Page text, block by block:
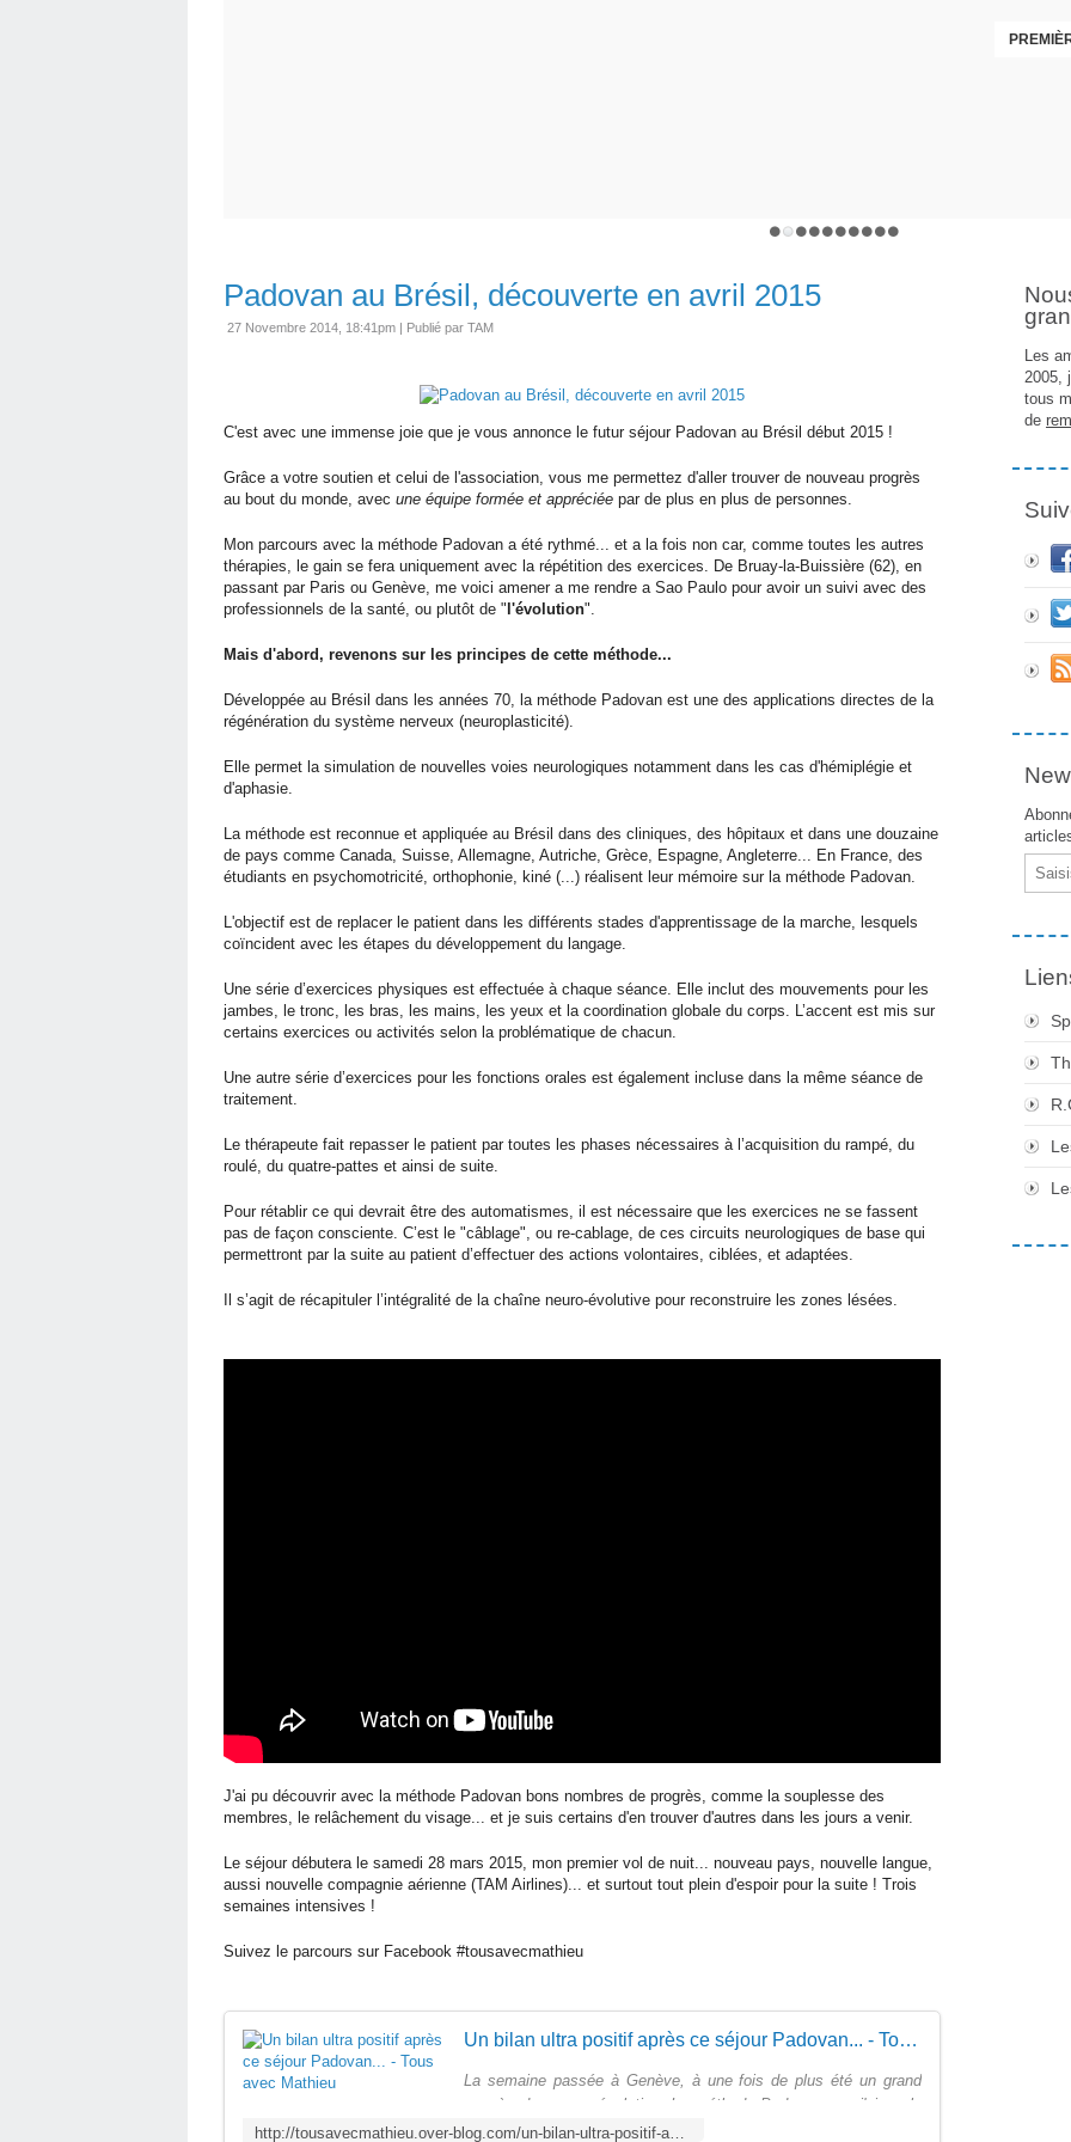
Padovan au Brésil, découverte en avril 2015
27 Novembre 2014, 18:41pm | Publié par TAM
C'est avec une immense joie que je vous annonce le futur séjour Padovan au Brésil début 2015 !
Grâce a votre soutien et celui de l'association, vous me permettez d'aller trouver de nouveau progrès
au bout du monde, avec une équipe formée et appréciée par de plus en plus de personnes.
Mon parcours avec la méthode Padovan a été rythmé... et a la fois non car, comme toutes les autres
thérapies, le gain se fera uniquement avec la répétition des exercices. De Bruay-la-Buissière (62), en
passant par Paris ou Genève, me voici amener a me rendre a Sao Paulo pour avoir un suivi avec des
professionnels de la santé, ou plutôt de "l'évolution".
Mais d'abord, revenons sur les principes de cette méthode...
Développée au Brésil dans les années 70, la méthode Padovan est une des applications directes de la
régénération du système nerveux (neuroplasticité).
Elle permet la simulation de nouvelles voies neurologiques notamment dans les cas d'hémiplégie et
d'aphasie.
La méthode est reconnue et appliquée au Brésil dans des cliniques, des hôpitaux et dans une douzaine
de pays comme Canada, Suisse, Allemagne, Autriche, Grèce, Espagne, Angleterre... En France, des
étudiants en psychomotricité, orthophonie, kiné (...) réalisent leur mémoire sur la méthode Padovan.
L'objectif est de replacer le patient dans les différents stades d'apprentissage de la marche, lesquels
coïncident avec les étapes du développement du langage.
Une série d’exercices physiques est effectuée à chaque séance. Elle inclut des mouvements pour les
jambes, le tronc, les bras, les mains, les yeux et la coordination globale du corps. L’accent est mis sur
certains exercices ou activités selon la problématique de chacun.
Une autre série d’exercices pour les fonctions orales est également incluse dans la même séance de
traitement.
Le thérapeute fait repasser le patient par toutes les phases nécessaires à l’acquisition du rampé, du
roulé, du quatre-pattes et ainsi de suite.
Pour rétablir ce qui devrait être des automatismes, il est nécessaire que les exercices ne se fassent
pas de façon consciente. C’est le "câblage", ou re-cablage, de ces circuits neurologiques de base qui
permettront par la suite au patient d’effectuer des actions volontaires, ciblées, et adaptées.
Il s’agit de récapituler l’intégralité de la chaîne neuro-évolutive pour reconstruire les zones lésées.
J'ai pu découvrir avec la méthode Padovan bons nombres de progrès, comme la souplesse des
membres, le relâchement du visage... et je suis certains d'en trouver d'autres dans les jours a venir.
Le séjour débutera le samedi 28 mars 2015, mon premier vol de nuit... nouveau pays, nouvelle langue,
aussi nouvelle compagnie aérienne (TAM Airlines)... et surtout tout plein d'espoir pour la suite ! Trois
semaines intensives !
Suivez le parcours sur Facebook #tousavecmathieu
Un bilan ultra positif après ce séjour Padovan... - Tous avec Mathieu
La semaine passée à Genève, à une fois de plus été un grand
succès dans mon évolution. La méthode Padovan que j'ai voulu
tester en intensif, est pratiquée par des thérapeutes formés au ...
http://tousavecmathieu.over-blog.com/un-bilan-ultra-positif-apr%C3%A8s-ce-s%C3%A9jour-padovan
Les
2005,
tous
de